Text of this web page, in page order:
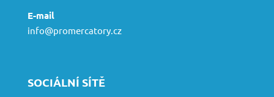
E-mail
info@promercatory.cz
SOCIÁLNÍ SÍTĚ